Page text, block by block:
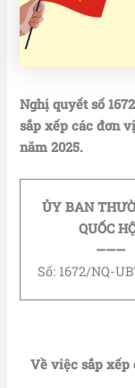
Nghị quyết số
sắp xếp các đơn
năm 2025.
ỦY BAN
QUỐC
———
Số: 1672/NQ-
Về việc sắp